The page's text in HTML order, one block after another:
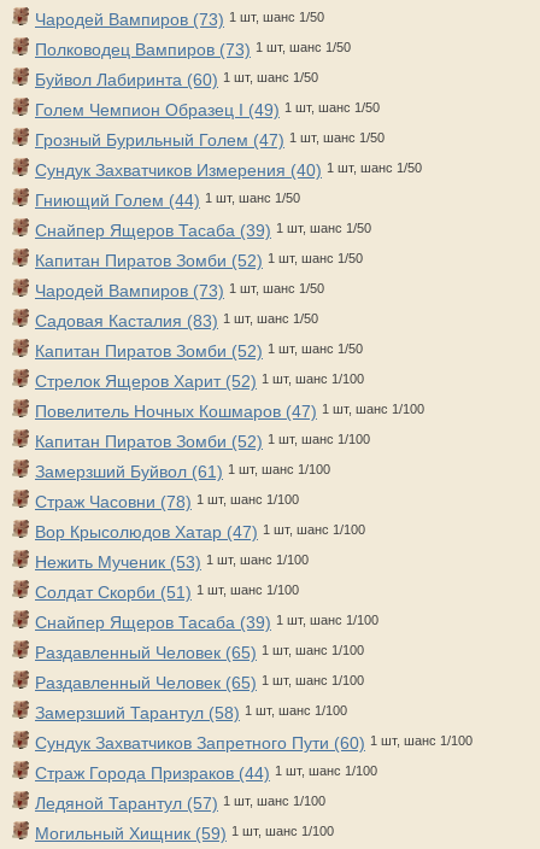
Чародей Вампиров (73) 1 шт, шанс 1/50
Полководец Вампиров (73) 1 шт, шанс 1/50
Буйвол Лабиринта (60) 1 шт, шанс 1/50
Голем Чемпион Образец I (49) 1 шт, шанс 1/50
Грозный Бурильный Голем (47) 1 шт, шанс 1/50
Сундук Захватчиков Измерения (40) 1 шт, шанс 1/50
Гниющий Голем (44) 1 шт, шанс 1/50
Снайпер Ящеров Тасаба (39) 1 шт, шанс 1/50
Капитан Пиратов Зомби (52) 1 шт, шанс 1/50
Чародей Вампиров (73) 1 шт, шанс 1/50
Садовая Касталия (83) 1 шт, шанс 1/50
Капитан Пиратов Зомби (52) 1 шт, шанс 1/50
Стрелок Ящеров Харит (52) 1 шт, шанс 1/100
Повелитель Ночных Кошмаров (47) 1 шт, шанс 1/100
Капитан Пиратов Зомби (52) 1 шт, шанс 1/100
Замерзший Буйвол (61) 1 шт, шанс 1/100
Страж Часовни (78) 1 шт, шанс 1/100
Вор Крысолюдов Хатар (47) 1 шт, шанс 1/100
Нежить Мученик (53) 1 шт, шанс 1/100
Солдат Скорби (51) 1 шт, шанс 1/100
Снайпер Ящеров Тасаба (39) 1 шт, шанс 1/100
Раздавленный Человек (65) 1 шт, шанс 1/100
Раздавленный Человек (65) 1 шт, шанс 1/100
Замерзший Тарантул (58) 1 шт, шанс 1/100
Сундук Захватчиков Запретного Пути (60) 1 шт, шанс 1/100
Страж Города Призраков (44) 1 шт, шанс 1/100
Ледяной Тарантул (57) 1 шт, шанс 1/100
Могильный Хищник (59) 1 шт, шанс 1/100